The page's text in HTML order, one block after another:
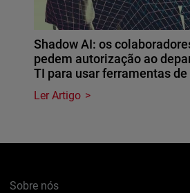
Shadow AI: os
pedem autorização ao
TI para usar ferramentas de
Ler Artigo
Sobre nós